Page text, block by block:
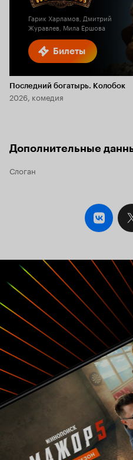
Билеты
Гарик Харламов, Дмитрий
Журавлев, Мила Ершова
Последний богатырь. Колобок
2026, комедия
Дополнительные
Слоган